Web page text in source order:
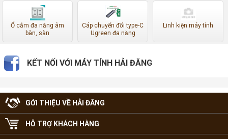
Ổ cắm đa năng âm
bàn, sàn
Cáp chuyển đổi type-C
Ugreen đa năng
Linh kiện máy tính
KẾT NỐI VỚI MÁY TÍNH HẢI ĐĂNG
GỚI THIỆU VỀ HẢI ĐĂNG
HỖ TRỢ KHÁCH HÀNG